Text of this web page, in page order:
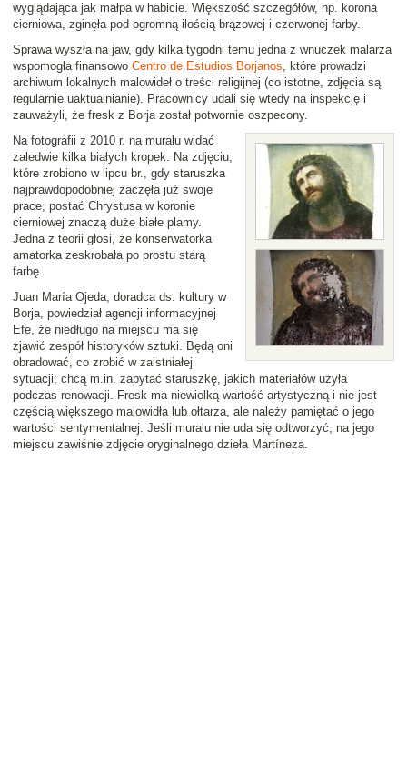
wyglądająca jak małpa w habicie. Większość szczegółów, np. korona
cierniowa, zginęła pod ogromną ilością brązowej i czerwonej farby.
Sprawa wyszła na jaw, gdy kilka tygodni temu jedna z wnuczek malarza
wspomogła finansowo Centro de Estudios Borjanos, które prowadzi
archiwum lokalnych malowideł o treści religijnej (co istotne, zdjęcia są
regularnie uaktualnianie). Pracownicy udali się wtedy na inspekcję i
zauważyli, że fresk z Borja został potwornie oszpecony.
Na fotografii z 2010 r. na muralu widać
zaledwie kilka białych kropek. Na zdjęciu,
które zrobiono w lipcu br., gdy staruszka
najprawdopodobniej zaczęła już swoje
prace, postać Chrystusa w koronie
cierniowej znaczą duże białe plamy.
Jedna z teorii głosi, że konserwatorka
amatorka zeskrobała po prostu starą
farbę.
Juan María Ojeda, doradca ds. kultury w
Borja, powiedział agencji informacyjnej
Efe, że niedługo na miejscu ma się
zjawić zespół historyków sztuki. Będą oni
obradować, co zrobić w zaistniałej
sytuacji; chcą m.in. zapytać staruszkę, jakich materiałów użyła
podczas renowacji. Fresk ma niewielką wartość artystyczną i nie jest
częścią większego malowidła lub ołtarza, ale należy pamiętać o jego
wartości sentymentalnej. Jeśli muralu nie uda się odtworzyć, na jego
miejscu zawiśnie zdjęcie oryginalnego dzieła Martíneza.